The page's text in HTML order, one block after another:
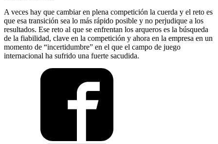
A veces hay que cambiar en plena competición la cuerda y el reto es
que esa transición sea lo más rápido posible y no perjudique a los
resultados. Ese reto al que se enfrentan los arqueros es la búsqueda
de la fiabilidad, clave en la competición y ahora en la empresa en un
momento de “incertidumbre” en el que el campo de juego
internacional ha sufrido una fuerte sacudida.